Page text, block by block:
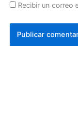
Recibir un correo